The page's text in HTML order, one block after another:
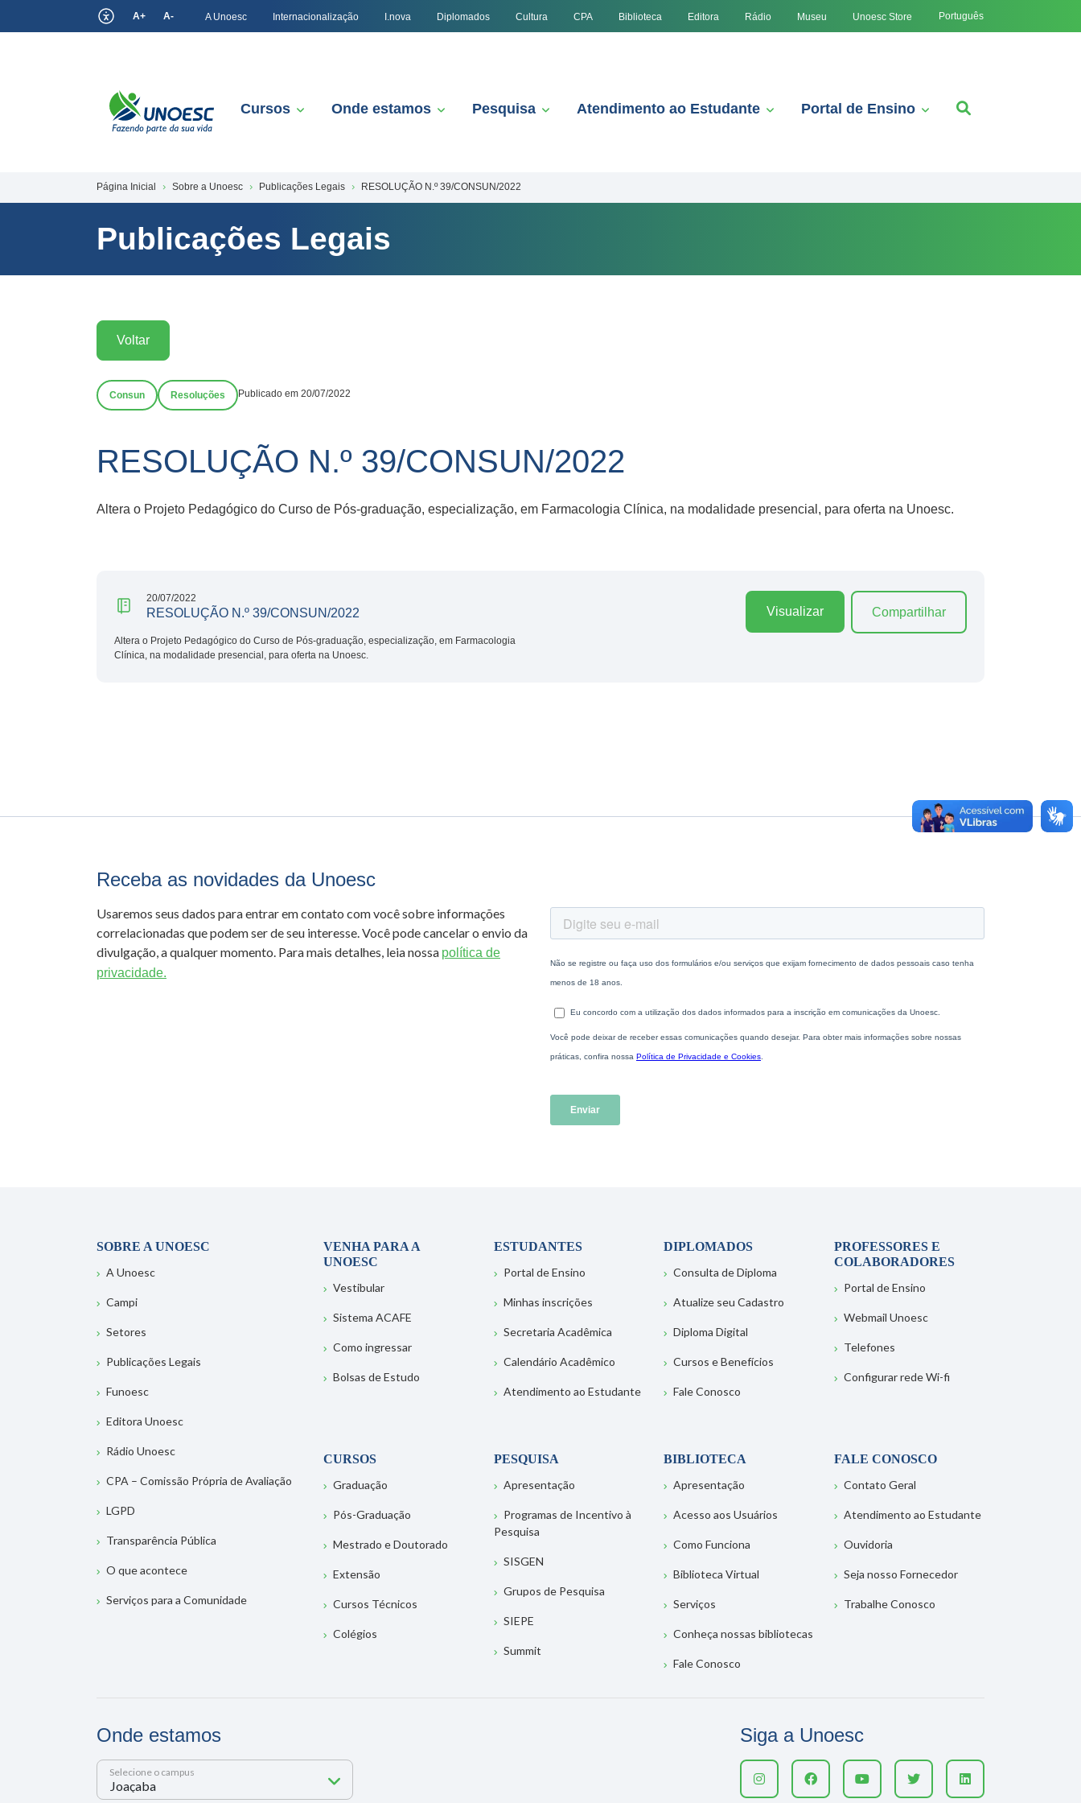
A+ A- A Unoesc Internacionalização I.nova Diplomados Cultura CPA Biblioteca Editora Rádio Museu Unoesc Store Português
Cursos Onde estamos Pesquisa Atendimento ao Estudante Portal de Ensino
Página Inicial Sobre a Unoesc Publicações Legais RESOLUÇÃO N.º 39/CONSUN/2022
Publicações Legais
Voltar
Consun Resoluções Publicado em 20/07/2022
RESOLUÇÃO N.º 39/CONSUN/2022
Altera o Projeto Pedagógico do Curso de Pós-graduação, especialização, em Farmacologia Clínica, na modalidade presencial, para oferta na Unoesc.
20/07/2022
RESOLUÇÃO N.º 39/CONSUN/2022
Altera o Projeto Pedagógico do Curso de Pós-graduação, especialização, em Farmacologia
Clínica, na modalidade presencial, para oferta na Unoesc.
Visualizar Compartilhar
Receba as novidades da Unoesc
Usaremos seus dados para entrar em contato com você sobre informações
correlacionadas que podem ser de seu interesse. Você pode cancelar o envio da
divulgação, a qualquer momento. Para mais detalhes, leia nossa política de
privacidade.
SOBRE A UNOESC
A Unoesc
Campi
Setores
Publicações Legais
Funoesc
Editora Unoesc
Rádio Unoesc
CPA – Comissão Própria de Avaliação
LGPD
Transparência Pública
O que acontece
Serviços para a Comunidade
VENHA PARA A
UNOESC
Vestibular
Sistema ACAFE
Como ingressar
Bolsas de Estudo
ESTUDANTES
Portal de Ensino
Minhas inscrições
Secretaria Acadêmica
Calendário Acadêmico
Atendimento ao Estudante
DIPLOMADOS
Consulta de Diploma
Atualize seu Cadastro
Diploma Digital
Cursos e Benefícios
Fale Conosco
PROFESSORES E
COLABORADORES
Portal de Ensino
Webmail Unoesc
Telefones
Configurar rede Wi-fi
CURSOS
Graduação
Pós-Graduação
Mestrado e Doutorado
Extensão
Cursos Técnicos
Colégios
PESQUISA
Apresentação
Programas de Incentivo à
Pesquisa
SISGEN
Grupos de Pesquisa
SIEPE
Summit
BIBLIOTECA
Apresentação
Acesso aos Usuários
Como Funciona
Biblioteca Virtual
Serviços
Conheça nossas bibliotecas
Fale Conosco
FALE CONOSCO
Contato Geral
Atendimento ao Estudante
Ouvidoria
Seja nosso Fornecedor
Trabalhe Conosco
Onde estamos
Selecione o campus
Siga a Unoesc